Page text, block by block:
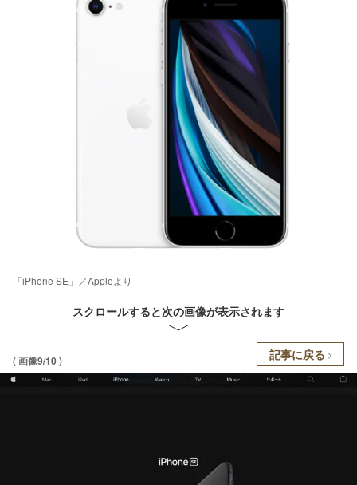
「iPhone SE」／Appleより
スクロールすると次の画像が表示されます
( 画像9/10 ) 記事に戻る